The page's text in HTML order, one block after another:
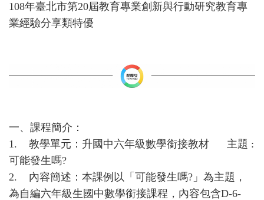
108年臺北市第20屆教育專業創新與行動研究教育專
業經驗分享類特優
一、課程簡介：
1. 教學單元：升國中六年級數學銜接教材 主題 :
可能發生嗎?
2. 內容簡述：本課例以「可能發生嗎?」為主題，
為自編六年級生國中數學銜接課程，內容包含D-6-